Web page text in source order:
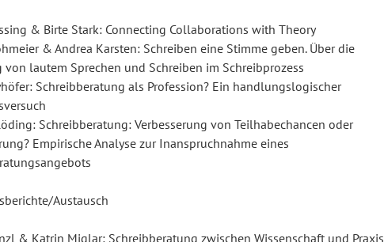
und
für
& Birte Stark: Connecting Collaborations with Theory
& Andrea Karsten: Schreiben eine Stimme geben. Über die
von lautem Sprechen und Schreiben im Schreibprozess
Schreibberatung als Profession? Ein handlungslogischer
Schreibberatung: Verbesserung von Teilhabechancen oder
Empirische Analyse zur Inanspruchnahme eines
Austausch
& Katrin Miglar: Schreibberatung zwischen Wissenschaft und Praxis